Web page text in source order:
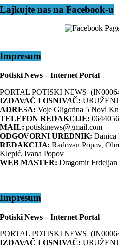
Lajkujte nas na Facebook-u
Impresum
Potiski News – Internet Portal
PORTAL POTISKI NEWS
IZDAVAČ I OSNIVAČ:
ADRESA: Voje Gligorina 5 Novi
TELEFON REDAKCIJE:
MAIL: potiskinews@gmail.com
ODGOVORNI UREDNIK: Danica
REDAKCIJA: Radovan Popov,
Klepić, Ivana Popov
WEB MASTER: Dragomir Erdeljan
Impresum
Potiski News – Internet Portal
PORTAL POTISKI NEWS
IZDAVAČ I OSNIVAČ: